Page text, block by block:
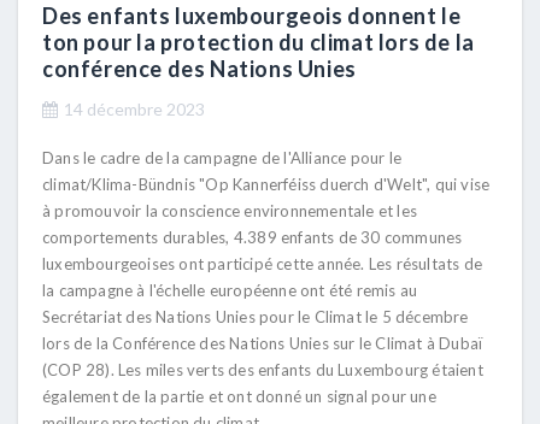
Des enfants luxembourgeois donnent le
ton pour la protection du climat lors de la
conférence des Nations Unies
14 décembre 2023
Dans le cadre de la campagne de l'Alliance pour le
climat/Klima-Bündnis "Op Kannerféiss duerch d'Welt", qui vise
à promouvoir la conscience environnementale et les
comportements durables, 4.389 enfants de 30 communes
luxembourgeoises ont participé cette année. Les résultats de
la campagne à l'échelle européenne ont été remis au
Secrétariat des Nations Unies pour le Climat le 5 décembre
lors de la Conférence des Nations Unies sur le Climat à Dubaï
(COP 28). Les miles verts des enfants du Luxembourg étaient
également de la partie et ont donné un signal pour une